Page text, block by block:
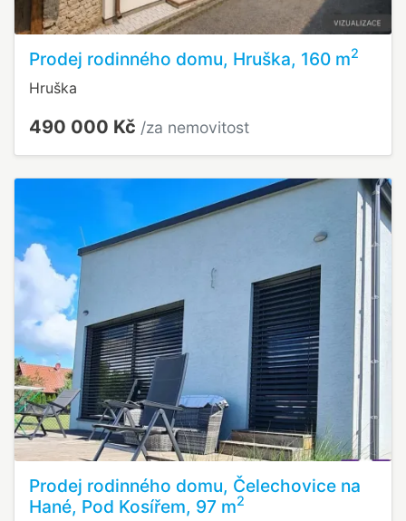
Prodej rodinného domu, Hruška, 160 m2
Hruška
490 000 Kč /za nemovitost
Prodej rodinného domu, Čelechovice na
Hané, Pod Kosířem, 97 m2